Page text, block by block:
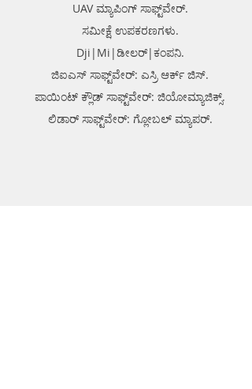
UAV ಮ್ಯಾಪಿಂಗ್ ಸಾಫ್ಟ್‌ವೇರ್.
ಸಮೀಕ್ಷೆ ಉಪಕರಣಗಳು.
Dji|Mi|ಡೀಲರ್|ಕಂಪನಿ.
ಜಿಐಎಸ್ ಸಾಫ್ಟ್‌ವೇರ್: ಎಸ್ರಿ ಆರ್ಕ್ ಜಿಸ್.
ಪಾಯಿಂಟ್ ಕ್ಲೌಡ್ ಸಾಫ್ಟ್‌ವೇರ್: ಜಿಯೋಮ್ಯಾಜಿಕ್ಸ್.
ಲಿಡಾರ್ ಸಾಫ್ಟ್‌ವೇರ್: ಗ್ಲೋಬಲ್ ಮ್ಯಾಪರ್.